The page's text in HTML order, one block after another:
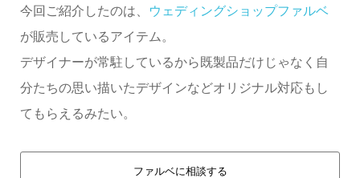
今回ご紹介したのは、
ウェディングショップファルベ
が販売しているアイテム。
デザイナーが常駐しているから既製品だけじゃなく自
分たちの思い描いたデザインなどオリジナル対応もし
てもらえるみたい。
ファルベに相談する